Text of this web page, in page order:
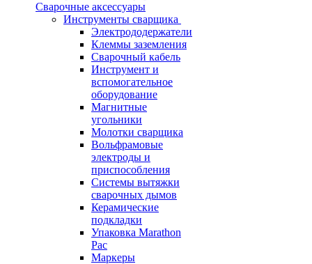
Сварочные аксессуары
Инструменты сварщика
Электрододержатели
Клеммы заземления
Сварочный кабель
Инструмент и
вспомогательное
оборудование
Магнитные
угольники
Молотки сварщика
Вольфрамовые
электроды и
приспособления
Системы вытяжки
сварочных дымов
Керамические
подкладки
Упаковка Marathon
Pac
Маркеры